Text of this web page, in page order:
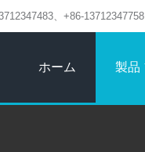
、+86-13712347758
ホーム 製品